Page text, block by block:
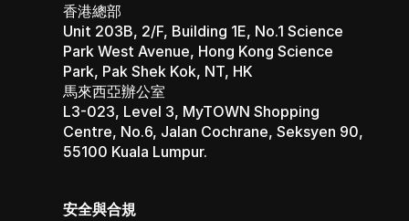
香港總部
Unit 203B, 2/F, Building 1E, No.1 Science
Park West Avenue, Hong Kong Science
Park, Pak Shek Kok, NT, HK
馬來西亞辦公室
L3-023, Level 3, MyTOWN Shopping
Centre, No.6, Jalan Cochrane, Seksyen 90,
55100 Kuala Lumpur.
安全與合規